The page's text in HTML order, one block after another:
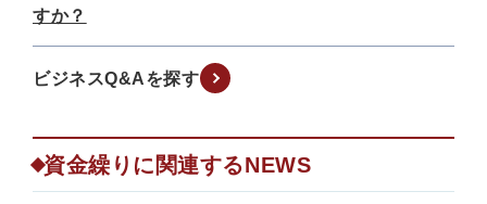
すか？
ビジネスQ&Aを探す
資金繰りに関連するNEWS